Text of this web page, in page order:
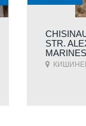
STR.